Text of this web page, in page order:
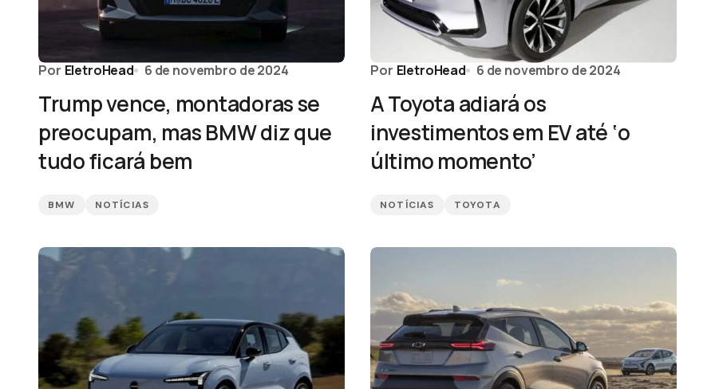
Por EletroHead 6 de novembro de 2024
Trump vence, montadoras se
preocupam, mas BMW diz que
tudo ficará bem
BMW NOTÍCIAS
Por EletroHead 6 de novembro de 2024
A Toyota adiará os
investimentos em EV até ‘o
último momento’
NOTÍCIAS TOYOTA